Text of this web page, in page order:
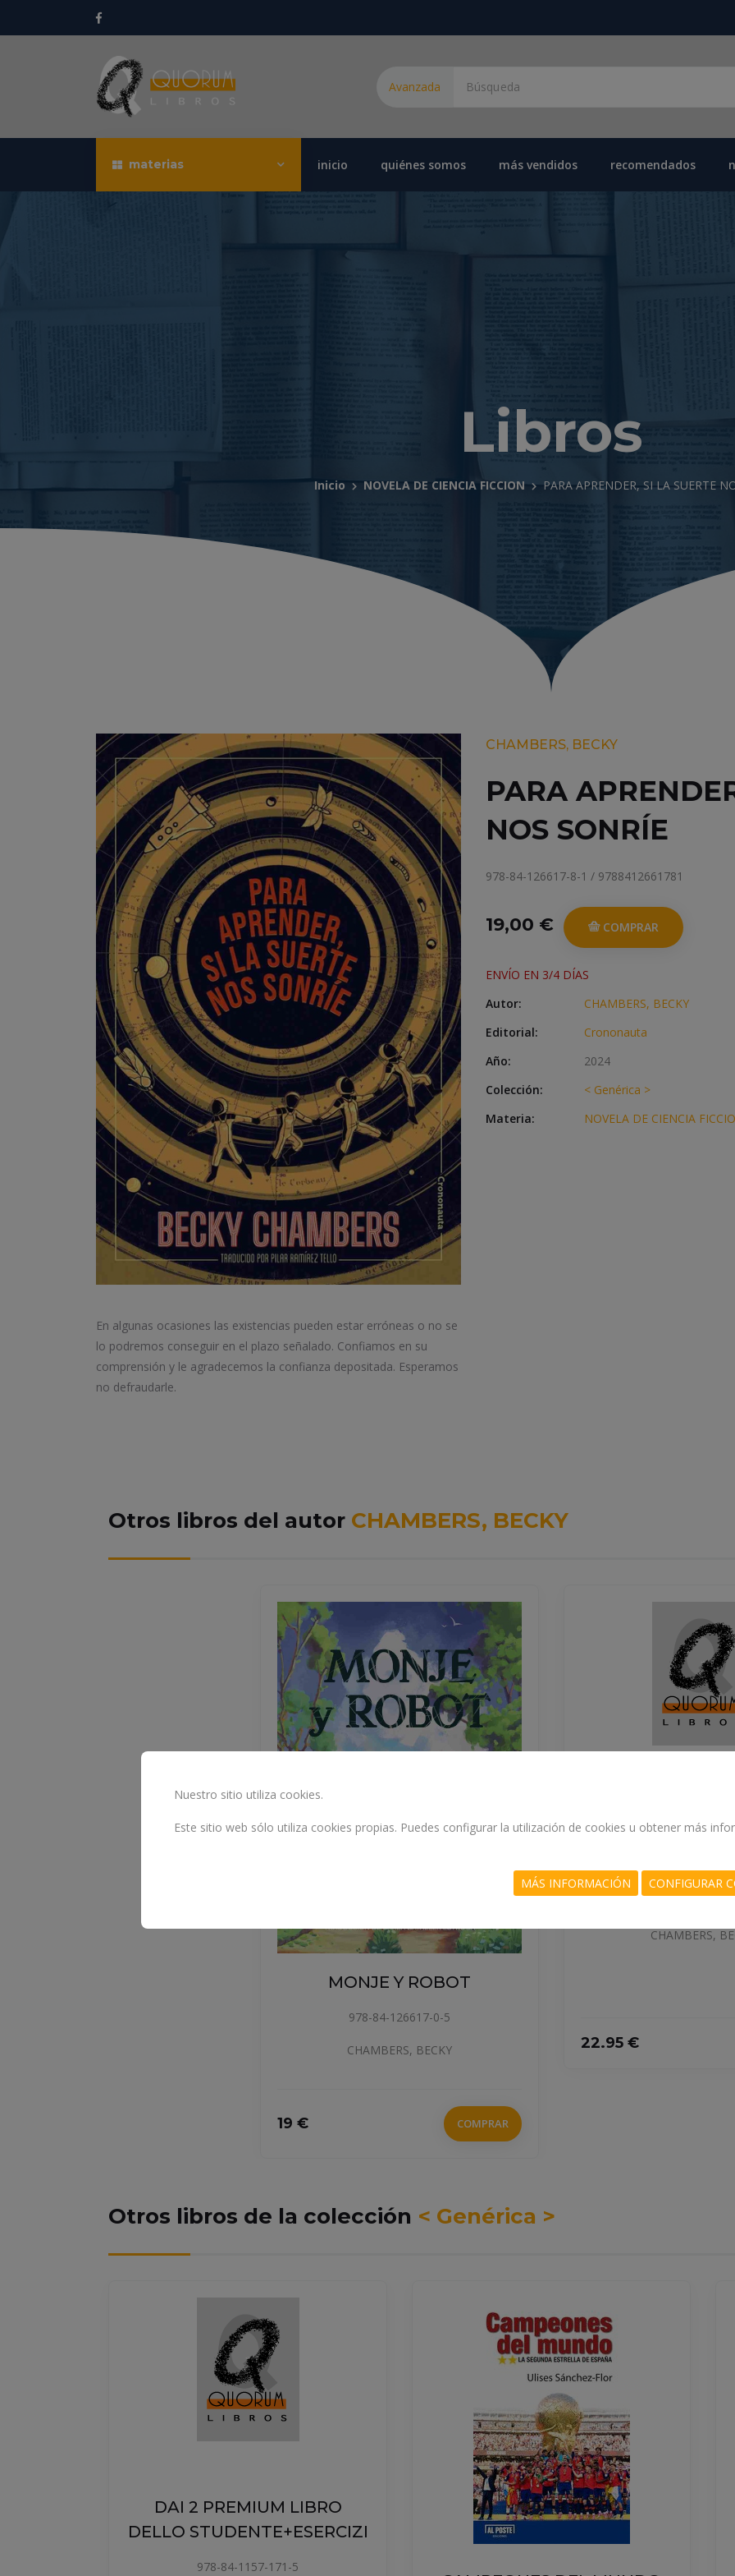
Avanzada
materias inicio quiénes somos más vendidos recomendados
Libros
Inicio NOVELA DE CIENCIA FICCION PARA APRENDER, SI LA SUERTE
En algunas ocasiones las existencias pueden estar erróneas o no se
lo podremos conseguir en el plazo señalado. Confiamos en su
comprensión y le agradecemos la confianza depositada. Esperamos
no defraudarle.
CHAMBERS, BECKY
PARA
NOS SONRÍE
978-84-126617-8-1 / 9788412661781
19,00 € COMPRAR
ENVÍO EN 3/4 DÍAS
Autor:
CHAMBERS, BECKY
Editorial:
Crononauta
Año:
2024
Colección:
< Genérica >
Materia:
NOVELA DE CIENCIA
Otros libros del autor CHAMBERS, BECKY
MONJE Y ROBOT
978-84-126617-0-5
CHAMBERS, BECKY
19 € COMPRAR
EL LARGO
CHAMBERS,
22.95 €
Otros libros de la colección < Genérica >
THE CRUEL PRINCE (THE
FOLK OF THE AIR) - BOOK 1
Nuestro sitio utiliza cookies.
Este sitio web sólo utiliza cookies propias. Puedes configurar la utilización de cookies u obtener más
MÁS INFORMACIÓN CONFIGURAR